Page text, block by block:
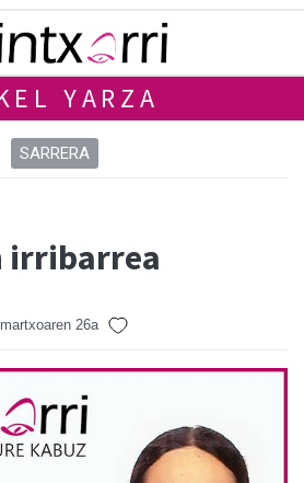
YARZA
SARRERA
irribarrea
26a